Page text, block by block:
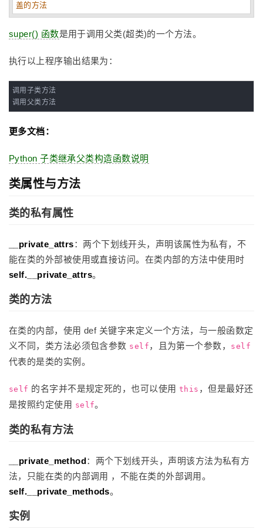
盖的方法
super() 函数是用于调用父类(超类)的一个方法。
执行以上程序输出结果为：
调用子类方法
调用父类方法
更多文档：
Python 子类继承父类构造函数说明
类属性与方法
类的私有属性
__private_attrs：两个下划线开头，声明该属性为私有，不
能在类的外部被使用或直接访问。在类内部的方法中使用时
self.__private_attrs。
类的方法
在类的内部，使用 def 关键字来定义一个方法，与一般函数定
义不同，类方法必须包含参数 self ，且为第一个参数， self
代表的是类的实例。
self 的名字并不是规定死的，也可以使用 this ，但是最好还
是按照约定使用 self。
类的私有方法
__private_method：两个下划线开头，声明该方法为私有方
法，只能在类的内部调用 ，不能在类的外部调用。
self.__private_methods。
实例